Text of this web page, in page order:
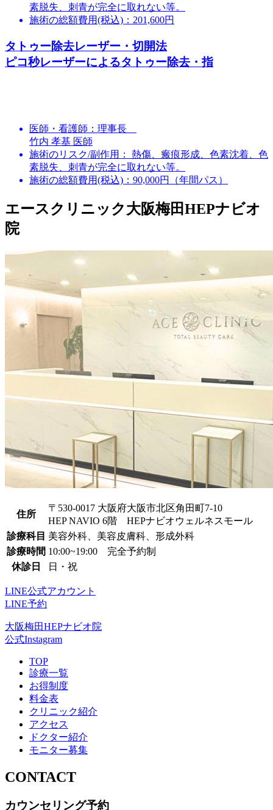
素脱失、刺青が完全に取れない等。
施術の総額費用(税込)： 201,600円
タトゥー除去レーザー・切開法
ピコ秒レーザーによるタトゥー除去・指
医師・看護師： 理事長
竹内 孝基 医師
施術のリスク/副作用：
熱傷、瘢痕形成、色素沈着、色
素脱失、刺青が完全に取れない等。
施術の総額費用(税込)： 90,000円（年間パス）
エースクリニック大阪梅田HEPナビオ
院
住所
〒530-0017 大阪府大阪市北区角田町7-10
HEP NAVIO 6階 HEPナビオウェルネスモール
診療科目 美容外科、美容皮膚科、形成外科
診療時間 10:00~19:00 完全予約制
休診日
日・祝
LINE公式アカウント
LINE予約
大阪梅田HEPナビオ院
公式Instagram
TOP
診療一覧
お得制度
料金表
クリニック紹介
アクセス
ドクター紹介
モニター募集
CONTACT
カウンセリング予約